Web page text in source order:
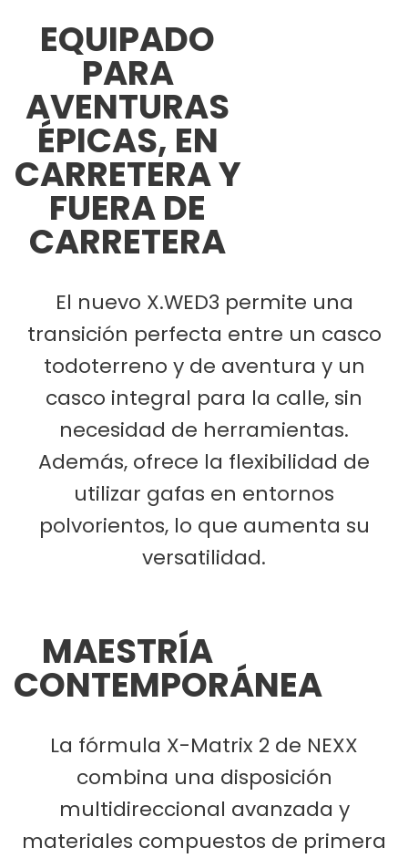
EQUIPADO
PARA
AVENTURAS
ÉPICAS, EN
CARRETERA Y
FUERA DE
CARRETERA
El nuevo X.WED3 permite una
transición perfecta entre un casco
todoterreno y de aventura y un
casco integral para la calle, sin
necesidad de herramientas.
Además, ofrece la flexibilidad de
utilizar gafas en entornos
polvorientos, lo que aumenta su
versatilidad.
MAESTRÍA
CONTEMPORÁNEA
La fórmula X-Matrix 2 de NEXX
combina una disposición
multidireccional avanzada y
materiales compuestos de primera